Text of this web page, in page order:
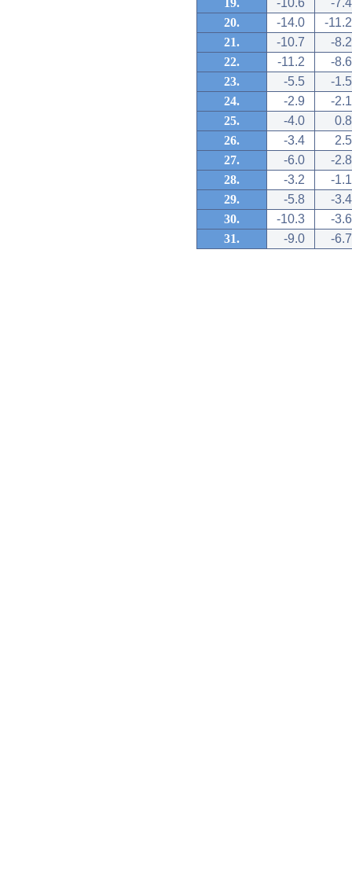
19. -10.6
-7.4
20.
-14.0
-11.2
21.
-10.7
-8.2
22.
-11.2
-8.6
23.
-5.5
-1.5
24.
-2.9
-2.1
25.
-4.0
0.8
26.
-3.4
2.5
27.
-6.0
-2.8
28.
-3.2
-1.1
29.
-5.8
-3.4
30.
-10.3
-3.6
31.
-9.0 -6.7